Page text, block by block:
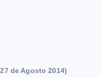
de Agosto 2014)